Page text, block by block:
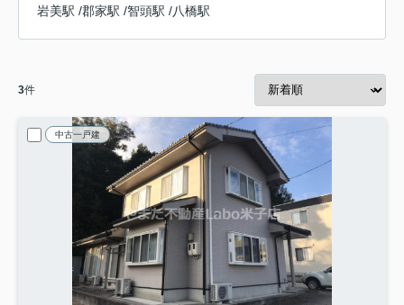
岩美駅 /郡家駅 /智頭駅 /八橋駅
3件
中古一戸建